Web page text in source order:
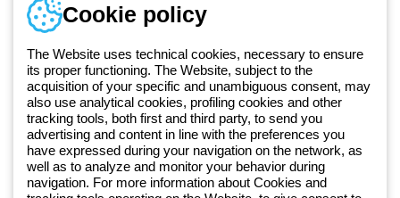
Od 2025 roku firma Beghelli jest częścią Grupy GEWISS, działając w
ramach ekosystemu GEWISS LightZone, w którym tworzymy
zintegrowane rozwiązania oświetleniowe, przekształcające
złożoność w prostotę oraz wspierające profesjonalistów i
użytkowników w realizacji ich potrzeb.Dowiedz się więcej o GEWISS
Od poniedziałku do piątku w godzinach 8:00 do 16:00
+48 32 422 55 79
Cookie policy
The Website uses technical cookies, necessary to ensure
its proper functioning. The Website, subject to the
acquisition of your specific and unambiguous consent, may
also use analytical cookies, profiling cookies and other
tracking tools, both first and third party, to send you
advertising and content in line with the preferences you
have expressed during your navigation on the network, as
well as to analyze and monitor your behavior during
navigation. For more information about Cookies and